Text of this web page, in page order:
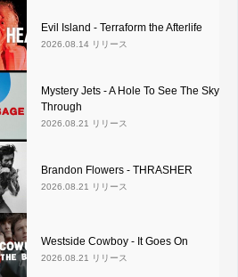
Evil Island - Terraform the Afterlife
2026.08.14 リリース
Mystery Jets - A Hole To See The Sky
Through
2026.08.21 リリース
Brandon Flowers - THRASHER
2026.08.21 リリース
Westside Cowboy - It Goes On
2026.08.21 リリース